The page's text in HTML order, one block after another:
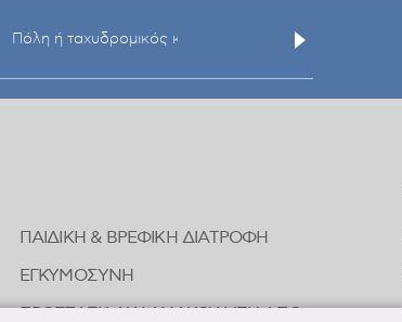
ΠΑΙΔΙΚΗ & ΒΡΕΦΙΚΗ ΔΙΑΤΡΟΦΗ
ΕΓΚΥΜΟΣΥΝΗ
ΠΡΟΣΤΑΣΙΑ ΚΑΙ ΑΝΑΚΟΥΦΙΣΗ ΑΠΟ